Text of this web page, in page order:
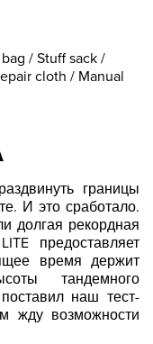
границы
И это сработало.
долгая рекордная
предоставляет
время держит
тандемного
наш тест-
жду возможности
/ Stuff sack /
cloth / Manual